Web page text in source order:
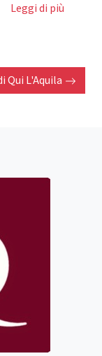
Leggi di più
Qui L'Aquila